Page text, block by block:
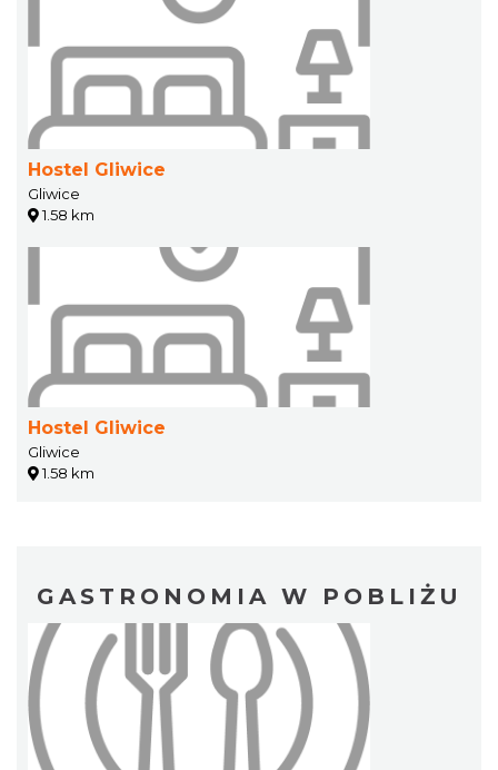
Hostel Gliwice
Gliwice
1.58 km
Hostel Gliwice
Gliwice
1.58 km
GASTRONOMIA W POBLIŻU